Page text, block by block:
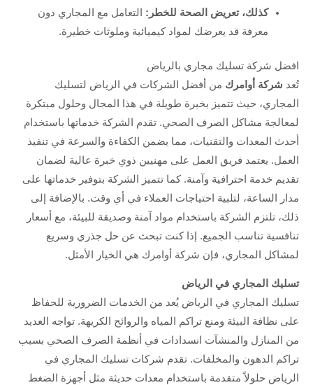
كذلك، تعريض الصحة للخطر: التعامل مع المجاري دون
معرفة قد يعرضك لمواد كيميائية وملوثات خطيرة.
افضل شركة تسليك مجاري بالرياض
تُعد شركة أوامرك من أفضل الشركات في الرياض لتسليك
المجاري، حيث تتميز بخبرة طويلة في هذا المجال وحلول مبتكرة
لمعالجة مشاكل الصرف الصحي. تقدم الشركة خدماتها باستخدام
أحدث المعدات والتقنيات، مما يضمن الكفاءة والسرعة في تنفيذ
العمل. يعتمد فريق العمل على مهنيين ذوي خبرة عالية لضمان
تقديم خدمة احترافية وآمنة. كما تتميز الشركة بتوفير خدماتها على
مدار الساعة، لتلبية احتياجات العملاء في أي وقت. بالإضافة إلى
ذلك، تلتزم الشركة باستخدام مواد آمنة وصديقة للبيئة، مع أسعار
تنافسية تناسب الجميع. إذا كنت تبحث عن حل جذري وسريع
لمشاكل المجاري، فإن شركة أوامرك هي الخيار الأمثل.
تسليك المجاري في الرياض
تسليك المجاري في الرياض يُعد من الخدمات الضرورية للحفاظ
على نظافة البيئة ومنع تراكم المياه والروائح الكريهة. تواجه العديد
من المنازل والمنشآت انسدادات في أنظمة الصرف الصحي بسبب
تراكم الدهون والمخلفات. تقدم شركات تسليك المجاري في
الرياض حلولاً متقدمة باستخدام معدات حديثة مثل أجهزة الضغط